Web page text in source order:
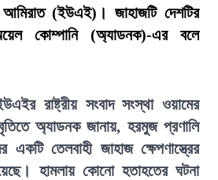
(ইউএই)। জাহাজটি দেশটির
কোম্পানি (অ্যাডনক)-এর বলে
রাষ্ট্রীয় সংবাদ সংস্থা ওয়ামের
অ্যাডনক জানায়, হরমুজ প্রণালি
তেলবাহী জাহাজ ক্ষেপণাস্ত্রের
হামলায় কোনো হতাহতের ঘটনা